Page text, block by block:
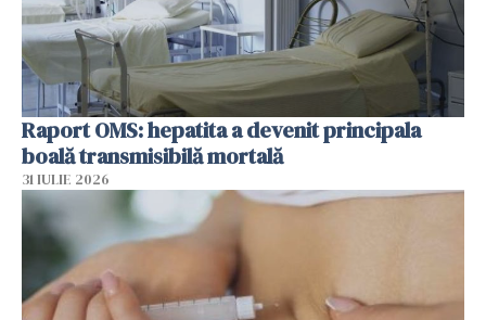
Raport OMS: hepatita a devenit principala
boală transmisibilă mortală
31 IULIE 2026